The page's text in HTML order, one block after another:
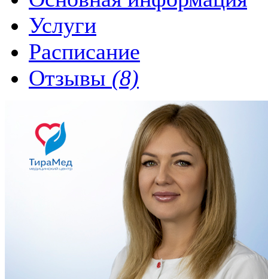
Услуги
Расписание
Отзывы (8)